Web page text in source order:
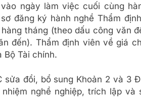
ngày làm việc cuối cùng
đăng ký hành nghề Thẩm
tháng (theo dấu công văn
đến). Thẩm định viên về giá
Bộ Tài chính.
sửa đổi, bổ sung Khoản 2 và 3
nghề nghiệp, trích lập